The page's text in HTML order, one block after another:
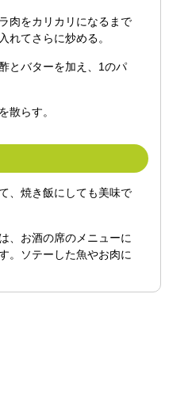
肉をカリカリになるまで
れてさらに炒める。
とバターを加え、1のパ
散らす。
、焼き飯にしても美味で
、お酒の席のメニューに
。ソテーした魚やお肉に